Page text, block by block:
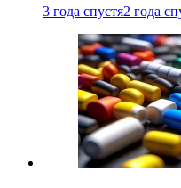
3 года спустя2 года